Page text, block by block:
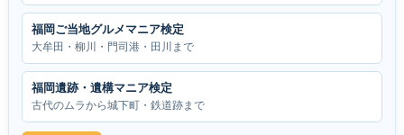
福岡ご当地グルメマニア検定
大牟田・柳川・門司港・田川まで
福岡遺跡・遺構マニア検定
古代のムラから城下町・鉄道跡まで